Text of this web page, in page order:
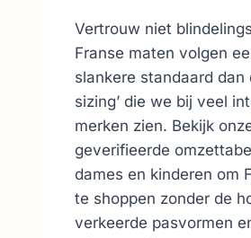
Vertrouw niet
Franse maten volgen
slankere standaard dan
sizing’ die we bij veel
merken zien. Bekijk
geverifieerde
dames en kinderen om
te shoppen zonder de
verkeerde pasvormen